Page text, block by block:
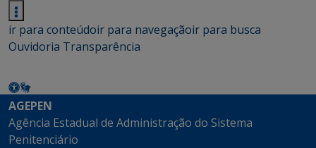
ir para conteúdoir para navegaçãoir para busca
Ouvidoria Transparência
AGEPEN
Agência Estadual de Administração do Sistema
Penitenciário